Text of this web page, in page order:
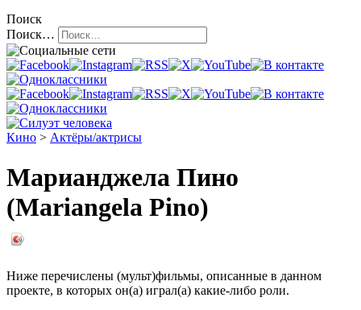
Поиск
Поиск…
Кино > Актёры/актрисы
Марианджела Пино
(Mariangela Pino)
Ниже перечислены (мульт)фильмы, описанные в данном
проекте, в которых он(а) играл(а) какие-либо роли.